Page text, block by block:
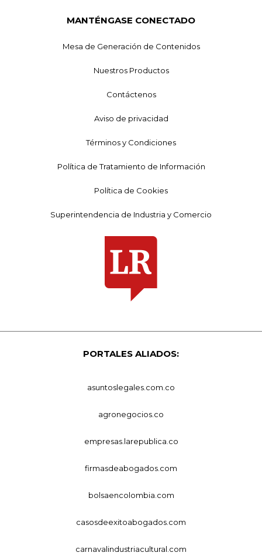
MANTÉNGASE CONECTADO
Mesa de Generación de Contenidos
Nuestros Productos
Contáctenos
Aviso de privacidad
Términos y Condiciones
Política de Tratamiento de Información
Política de Cookies
Superintendencia de Industria y Comercio
PORTALES ALIADOS:
asuntoslegales.com.co
agronegocios.co
empresas.larepublica.co
firmasdeabogados.com
bolsaencolombia.com
casosdeexitoabogados.com
carnavalindustriacultural.com